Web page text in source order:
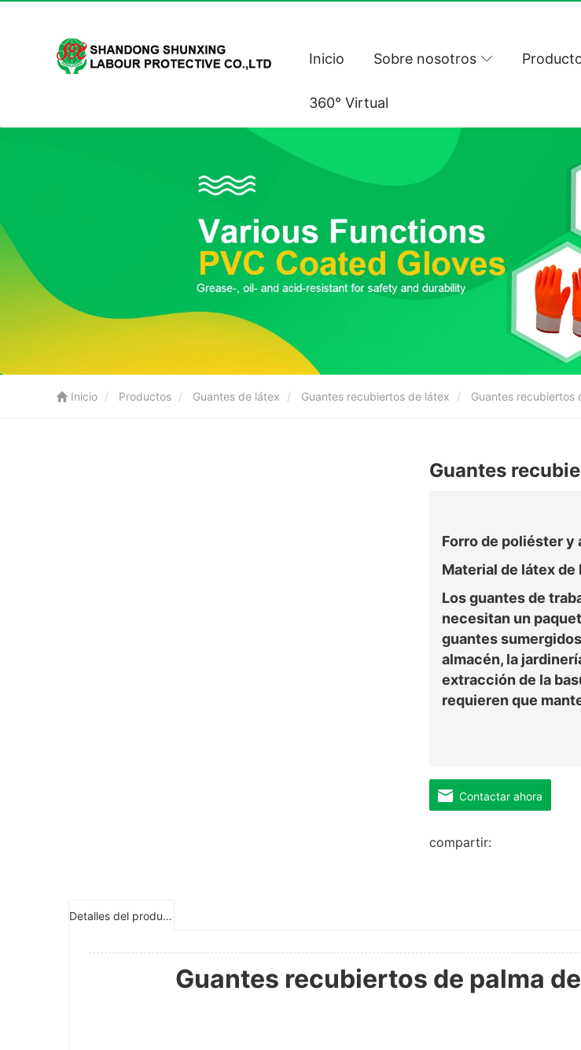
Inicio Sobre nosotros
360° Virtual
Inicio Productos Guantes de látex Guantes recubiertos de látex Guantes recubiertos
Guantes
Forro de poliéster y
Material de látex de
Los guantes de
necesitan un
guantes
almacén, la
extracción de la
requieren que
Contactar ahora
compartir:
Detalles del producto
Guantes recubiertos de palma